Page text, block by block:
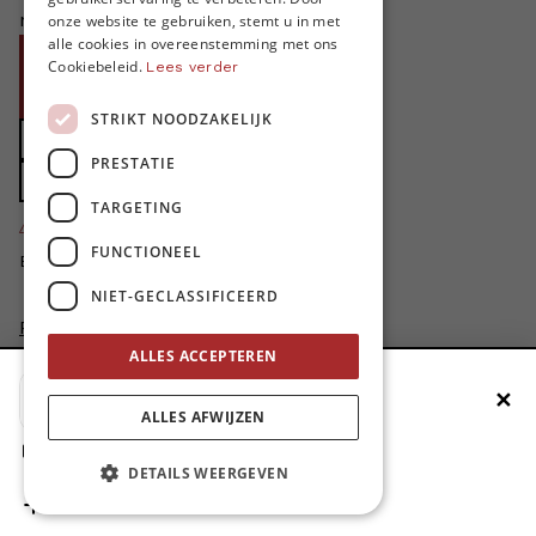
niet zonder jouw steun!
Doe een gift
Zet MO* in uw testament
4424
Bedankt voor jullie steun!
Privacybeleid
Disclaimer
AI Charter
Cookievoorkeuren aanpassen
site by
Voeg MO* toe aan je beginscherm ✕
1. Druk op de deelknop
2. Scrol naar beneden
ENGLISH
onze website te gebruiken, stemt u in met
alle cookies in overeenstemming met ons
Cookiebeleid. Lees verder
STRIKT NOODZAKELIJK
PRESTATIE
TARGETING
FUNCTIONEEL
NIET-GECLASSIFICEERD
ALLES ACCEPTEREN
ALLES AFWIJZEN
DETAILS WEERGEVEN